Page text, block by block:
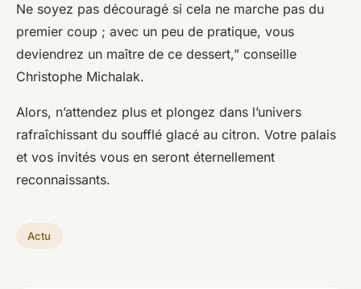
Ne soyez pas découragé si cela ne marche pas du
premier coup ; avec un peu de pratique, vous
deviendrez un maître de ce dessert,” conseille
Christophe Michalak.
Alors, n’attendez plus et plongez dans l’univers
rafraîchissant du soufflé glacé au citron. Votre palais
et vos invités vous en seront éternellement
reconnaissants.
Actu